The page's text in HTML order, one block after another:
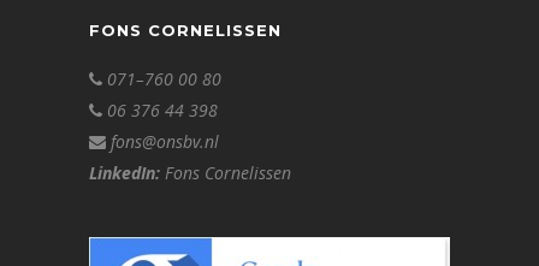
FONS CORNELISSEN
071–760 00 80
06 376 44 398
fons@onsbv.nl
LinkedIn: Fons Cornelissen